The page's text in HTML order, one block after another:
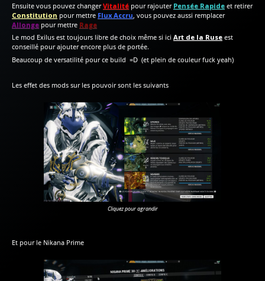
Ensuite vous pouvez changer Vitalité pour rajouter Pensée Rapide et retirer
Constitution pour mettre Flux Accru , vous pouvez aussi remplacer
Allonge pour mettre Rage
Le mod Exilus est toujours libre de choix même si ici Art de la Ruse est
conseillé pour ajouter encore plus de portée.
Beaucoup de versatilité pour ce build =D (et plein de couleur fuck yeah)
Les effet des mods sur les pouvoir sont les suivants
Cliquez pour agrandir
Et pour le Nikana Prime